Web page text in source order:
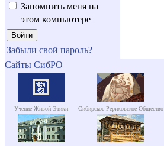
Запомнить меня на
этом компьютере
Забыли свой пароль?
Сайты СибРО
Учение Живой Этики Сибирское Рериховское Общество